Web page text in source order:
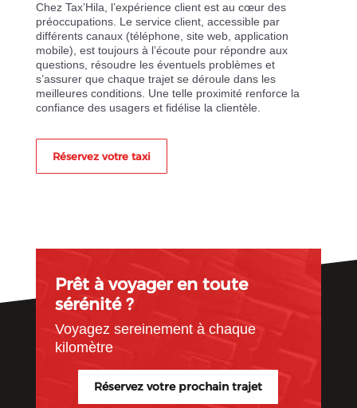
Chez Tax’Hila, l’expérience client est au cœur des
préoccupations. Le service client, accessible par
différents canaux (téléphone, site web, application
mobile), est toujours à l’écoute pour répondre aux
questions, résoudre les éventuels problèmes et
s’assurer que chaque trajet se déroule dans les
meilleures conditions. Une telle proximité renforce la
confiance des usagers et fidélise la clientèle.
Réservez votre taxi
Prêt à voyager en toute
sérénité ?
Voyagez sereinement à chaque
kilomètre
Réservez votre prochain trajet